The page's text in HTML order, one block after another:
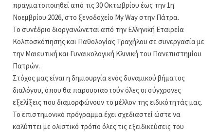
πραγματοποιηθεί από τις 30 Οκτωβρίου έως την 1η
Νοεμβρίου 2026, στο ξενοδοχείο My Way στην Πάτρα.
Το συνέδριο διοργανώνεται από την Ελληνική Εταιρεία
Κολποσκόπησης και Παθολογίας Τραχήλου σε συνεργασία με
την Μαιευτική και Γυναικολογική Κλινική του Πανεπιστημίου
Πατρών.
Στόχος μας είναι η δημιουργία ενός δυναμικού βήματος
διαλόγου, όπου θα παρουσιαστούν όλες οι σύγχρονες
εξελίξεις που διαμορφώνουν το μέλλον της ειδικότητάς μας.
Το επιστημονικό πρόγραμμα έχει σχεδιαστεί ώστε να
καλύπτει με ολιστικό τρόπο όλες τις εξειδικεύσεις του